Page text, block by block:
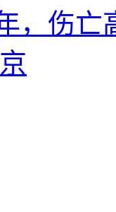
，伤亡